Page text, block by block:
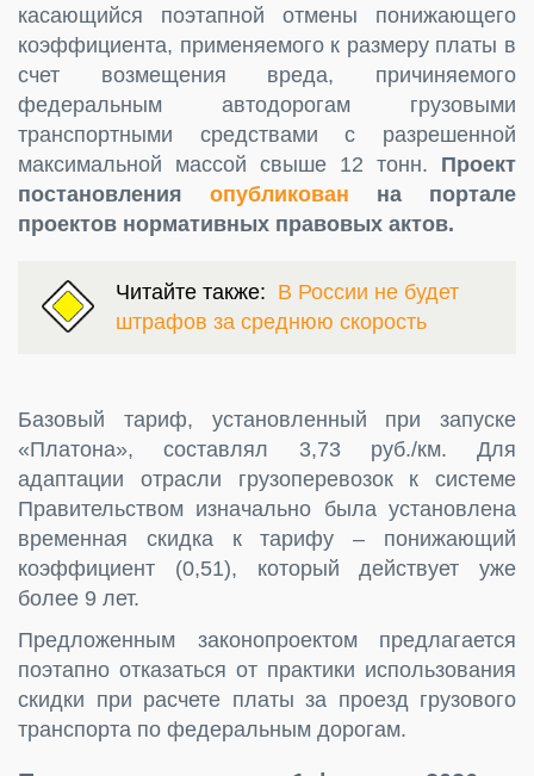
касающийся поэтапной отмены понижающего
коэффициента, применяемого к размеру платы в
счет возмещения вреда, причиняемого
федеральным автодорогам грузовыми
транспортными средствами с разрешенной
максимальной массой свыше 12 тонн. Проект
постановления опубликован на портале
проектов нормативных правовых актов.
Читайте также: В России не будет
штрафов за среднюю скорость
Базовый тариф, установленный при запуске
«Платона», составлял 3,73 руб./км. Для
адаптации отрасли грузоперевозок к системе
Правительством изначально была установлена
временная скидка к тарифу – понижающий
коэффициент (0,51), который действует уже
более 9 лет.
Предложенным законопроектом предлагается
поэтапно отказаться от практики использования
скидки при расчете платы за проезд грузового
транспорта по федеральным дорогам.